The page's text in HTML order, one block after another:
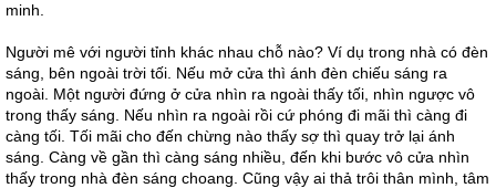
minh.
Người mê với người tỉnh khác nhau chỗ nào? Ví dụ trong nhà có đèn
sáng, bên ngoài trời tối. Nếu mở cửa thì ánh đèn chiếu sáng ra
ngoài. Một người đứng ở cửa nhìn ra ngoài thấy tối, nhìn ngược vô
trong thấy sáng. Nếu nhìn ra ngoài rồi cứ phóng đi mãi thì càng đi
càng tối. Tối mãi cho đến chừng nào thấy sợ thì quay trở lại ánh
sáng. Càng về gần thì càng sáng nhiều, đến khi bước vô cửa nhìn
thấy trong nhà đèn sáng choang. Cũng vậy ai thả trôi thân mình, tâm